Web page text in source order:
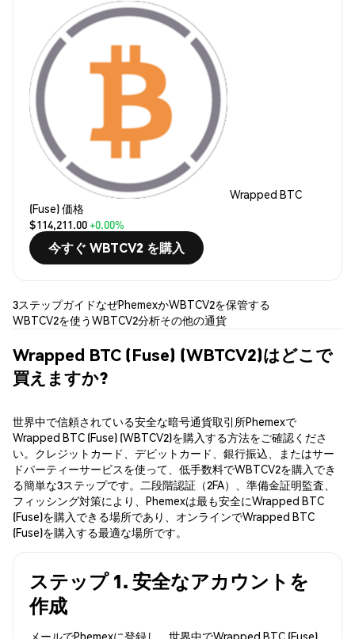
Wrapped BTC
(Fuse) 価格
$114,211.00+0.00%
今すぐ WBTCV2 を購入
3ステップガイドなぜPhemexかWBTCV2を保管する
WBTCV2を使うWBTCV2分析その他の通貨
Wrapped BTC (Fuse) (WBTCV2)はどこで
買えますか?
世界中で信頼されている安全な暗号通貨取引所Phemexで
Wrapped BTC (Fuse) (WBTCV2)を購入する方法をご確認くださ
い。クレジットカード、デビットカード、銀行振込、またはサー
ドパーティーサービスを使って、低手数料でWBTCV2を購入でき
る簡単な3ステップです。二段階認証（2FA）、準備金証明監査、
フィッシング対策により、Phemexは最も安全にWrapped BTC
(Fuse)を購入できる場所であり、オンラインでWrapped BTC
(Fuse)を購入する最適な場所です。
ステップ 1. 安全なアカウントを
作成
メールでPhemexに登録し、世界中でWrapped BTC (Fuse)